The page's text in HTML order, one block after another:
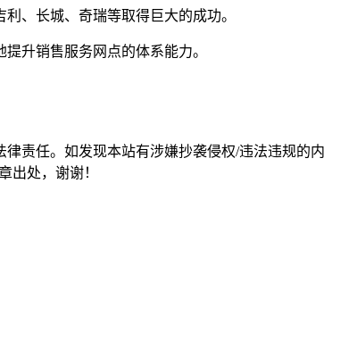
、长城、奇瑞等取得巨大的成功。
升销售服务网点的体系能力。
责任。如发现本站有涉嫌抄袭侵权/违法违规的内
出处，谢谢！